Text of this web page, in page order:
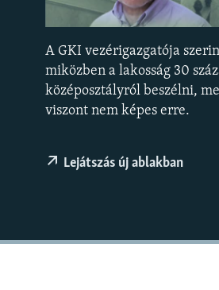
A GKI vezérigazgatója
miközben a lakosság 30
középosztályról beszélni,
viszont nem képes erre.
Lejátszás új ablakban